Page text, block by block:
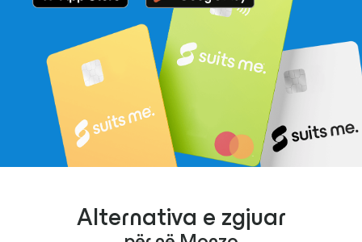
Alternativa e zgjuar